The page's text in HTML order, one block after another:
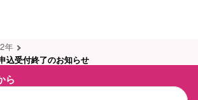
年
込受付終了のお知らせ
ら